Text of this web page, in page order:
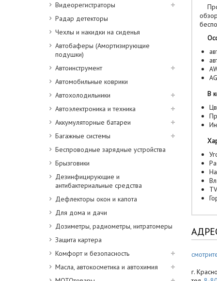
Видеорегистраторы
Радар детекторы
Чехлы и накидки на сиденья
Автобаферы (Амортизирующие
подушки)
Автоинструмент
Автомобильные коврики
Автохолодильники
Автоэлектроника и техника
Аккумуляторные батареи
Багажные системы
Беспроводные зарядные устройства
Брызговики
Дезинфицирующие и
антибактериальные средства
Дефлекторы окон и капота
Для дома и дачи
Дозиметры, радиометры, нитратомеры
Защита картера
Комфорт и безопасность
Масла, автокосметика и автохимия
В
г.